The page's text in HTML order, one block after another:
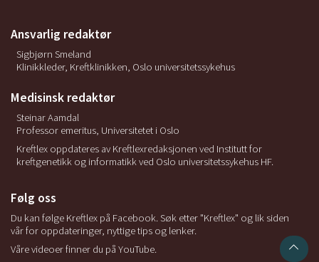
Ansvarlig redaktør
Sigbjørn Smeland
Klinikkleder, Kreftklinikken, Oslo universitetssykehus
Medisinsk redaktør
Steinar Aamdal
Professor emeritus, Universitetet i Oslo
Kreftlex oppdateres av Kreftlexredaksjonen ved Institutt for
kreftgenetikk og informatikk ved Oslo universitetssykehus HF.
Følg oss
Du kan følge Kreftlex på Facebook. Søk etter "Kreftlex" og lik siden
vår for oppdateringer, nyttige tips og lenker.
Våre videoer finner du på YouTube.